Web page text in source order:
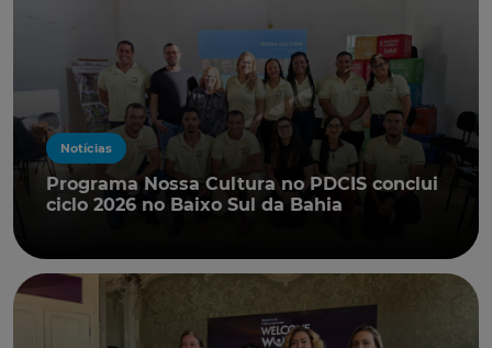
Notícias
Programa Nossa Cultura no PDCIS conclui
ciclo 2026 no Baixo Sul da Bahia